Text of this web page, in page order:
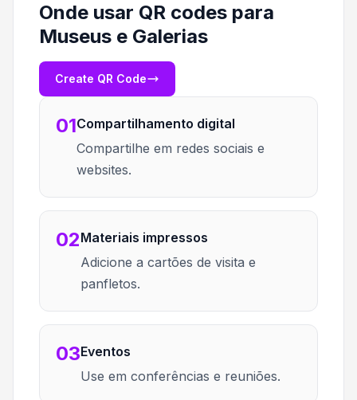
Onde usar QR codes para
Museus e Galerias
Create QR Code
01Compartilhamento digital
Compartilhe em redes sociais e
websites.
02Materiais impressos
Adicione a cartões de visita e
panfletos.
03Eventos
Use em conferências e reuniões.